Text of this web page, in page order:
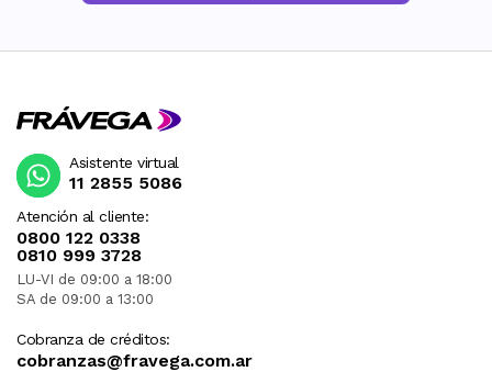
Atención al cliente:
0800 122 0338
0810 999 3728
LU-VI de 09:00 a 18:00
SA de 09:00 a 13:00
Cobranza de créditos:
cobranzas@fravega.com.ar
Asistente virtual
11 2855 5086